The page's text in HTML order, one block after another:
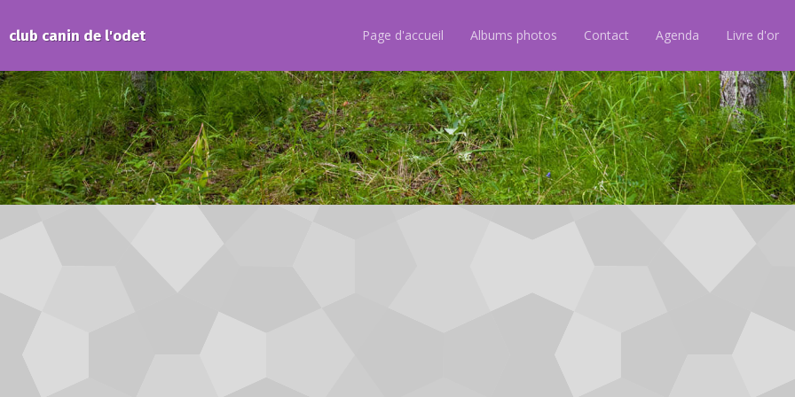
club canin de l'odet Page d'accueil Albums photos Contact Agenda Livre d'or